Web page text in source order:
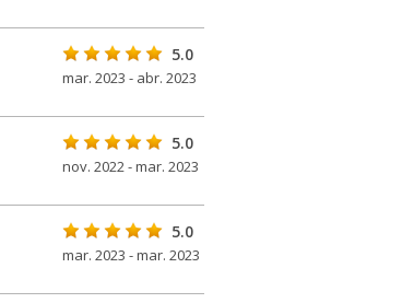
5.0
mar. 2023 - abr. 2023
5.0
nov. 2022 - mar. 2023
5.0
mar. 2023 - mar. 2023